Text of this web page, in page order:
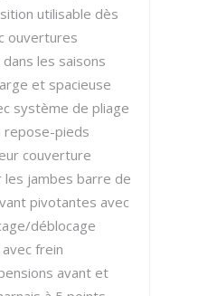
utilisable dès
ouvertures
les saisons
et spacieuse
système de pliage
repose-pieds
couverture
les jambes barre de
pivotantes avec
déblocage
frein
avant et